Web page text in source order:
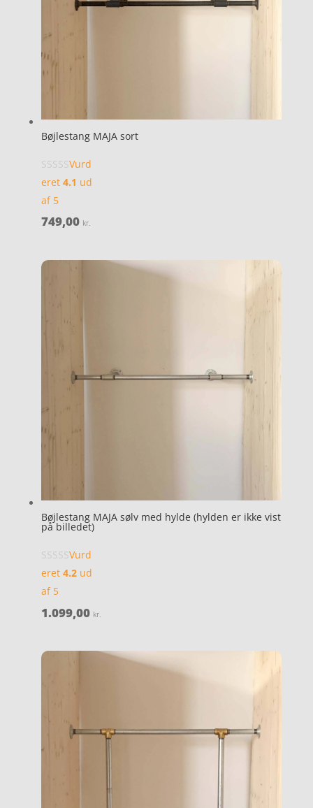
Bøjlestang MAJA sort
Vurd
eret 4.1 ud
af 5
749,00 kr.
Bøjlestang MAJA sølv med hylde (hylden er ikke vist
på billedet)
Vurd
eret 4.2ud
af 5
1.099,00 kr.